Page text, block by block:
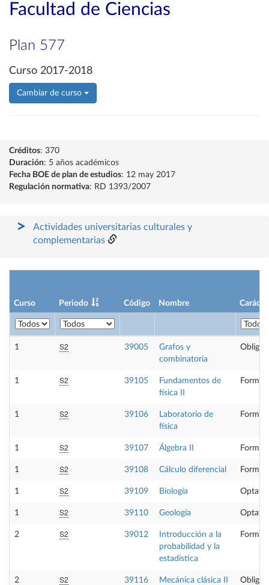
Facultad de Ciencias
Plan 577
Curso 2017-2018
Cambiar de curso
Créditos: 370
Duración: 5 años académicos
Fecha BOE de plan de estudios: 12 may 2017
Regulación normativa: RD 1393/2007
Actividades universitarias culturales y
complementarias
Curso Periodo Código Nombre
1 S2 39005
Grafos y
combinatoria
1 S2 39105
Fundamentos de
física II
1 S2 39106
Laboratorio de
física
1 S2 39107 Álgebra II
1 S2 39108 Cálculo diferencial
1 S2 39109 Biología
1 S2 39110 Geología
2 S2 39012
Introducción a la
probabilidad y la
estadística
2 S2 39116 Mecánica clásica II